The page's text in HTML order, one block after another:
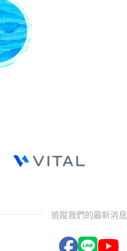
追蹤我們的最新消息